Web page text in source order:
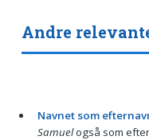
Andre
Navnet som
Samuelogså som